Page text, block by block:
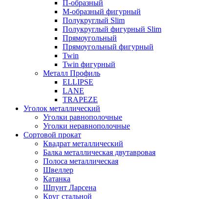
П-образный
М-образный фигурный
Полукруглый Slim
Полукруглый фигурный Slim
Прямоугольный
Прямоугольный фигурный
Twin
Twin фигурный
Металл Профиль
ELLIPSE
LАNE
TRAPEZE
Уголок металлический
Уголки равнополочные
Уголки неравнополочные
Сортовой прокат
Квадрат металлический
Балка металлическая двутавровая
Полоса металлическая
Швеллер
Катанка
Шпунт Ларсена
Круг стальной